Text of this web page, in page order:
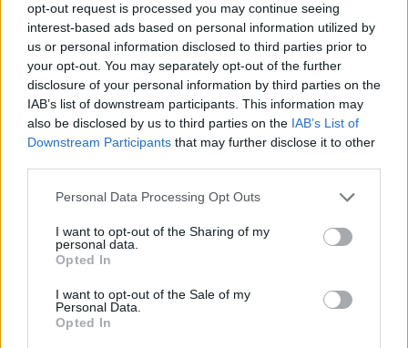
opt-out request is processed you may continue seeing
interest-based ads based on personal information utilized by
us or personal information disclosed to third parties prior to
your opt-out. You may separately opt-out of the further
disclosure of your personal information by third parties on the
IAB’s list of downstream participants. This information may
also be disclosed by us to third parties on the IAB’s List of
Downstream Participants that may further disclose it to other
Please note that this website/app uses one or more Google
not limited to your visit or usage behaviour. You may click to
grant or deny consent to Google and its third-party tags to
use your data for below specified purposes in below Google
consent section.
Personal Data Processing Opt Outs
I want to opt-out of the Sharing of my
personal data.
Opted In
I want to opt-out of the Sale of my
Personal Data.
Opted In
Αν τα χάσατε
Κουβαρά Αττικής: Κάηκε
εργοστάσιο - Εκκενώθηκε
ο Άγιος Στυλιανός, διακοπή
κυκλοφορίας στη Λαυρίου
απαντά για τις
προσέγγισε